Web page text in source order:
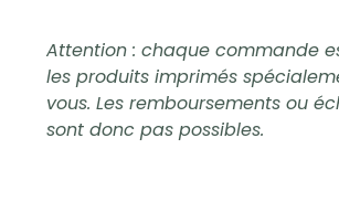
Attention : chaque commande
les produits imprimés
vous. Les remboursements ou
sont donc pas possibles.